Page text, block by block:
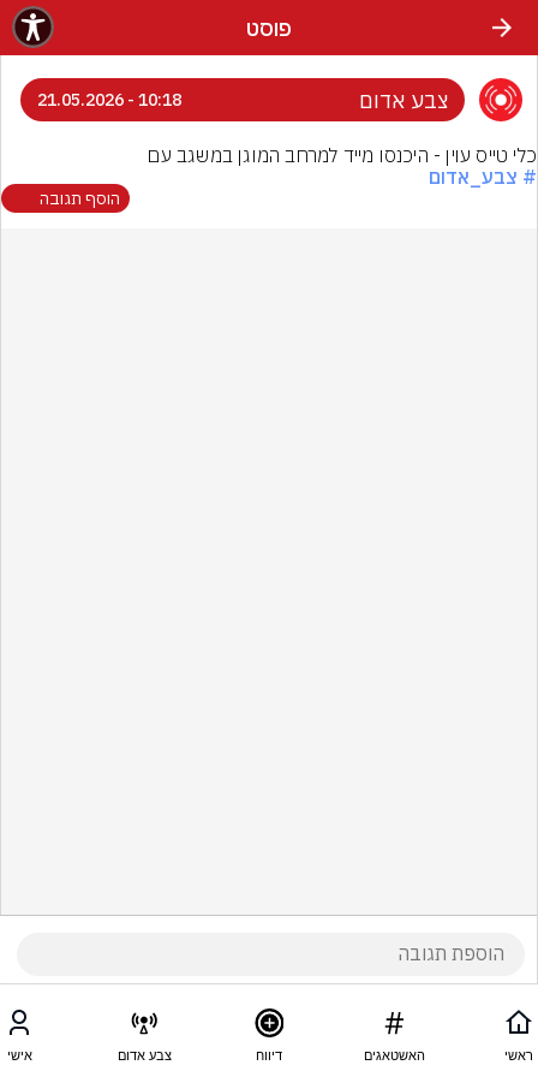
פוסט
צבע אדום 10:18 - 21.05.2026
כלי טייס עוין - היכנסו מייד למרחב המוגן במשגב עם
# צבע_אדום
הוסף תגובה
ראשי האשטאגים דיווח צבע אדום אישי